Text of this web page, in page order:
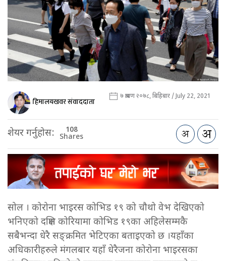
हिमालयखवर संवाददाता ७ श्रावण २०७८, बिहिबार / July 22, 2021
शेयर गर्नुहोस: 108
Shares
सोल । कोरोना भाइरस कोभिड १९ को चौथो वेभ देखिएको
भनिएको दक्षिण कोरियामा कोभिड १९का अहिलेसम्मकै
सबैभन्दा धेरै सङ्क्रमित भेटिएका बताइएको छ ।यहाँका
अधिकारीहरुले मंगलबार यहाँ धेरैजना कोरोना भाइरसका